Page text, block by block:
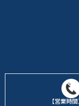
【営業時